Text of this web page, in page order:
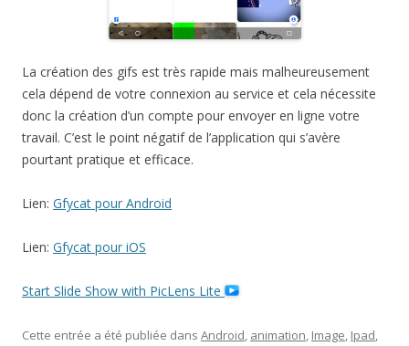
La création des gifs est très rapide mais malheureusement
cela dépend de votre connexion au service et cela nécessite
donc la création d’un compte pour envoyer en ligne votre
travail. C’est le point négatif de l’application qui s’avère
pourtant pratique et efficace.
Lien: Gfycat pour Android
Lien: Gfycat pour iOS
Start Slide Show with PicLens Lite
Cette entrée a été publiée dans Android, animation, Image, Ipad,